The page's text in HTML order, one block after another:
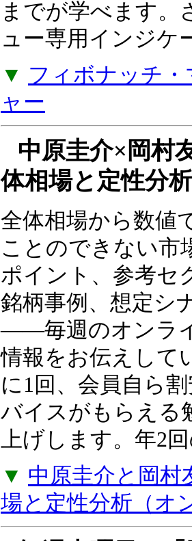
ら、DMA やディ
MACD、ストキャ
ネトレーション戦
までが学べます。
ュー専用インジケ
▼ フィボナッチ
ャー
中原圭介×岡
体相場と定性分
全体相場から数値
ことのできない市
ポイント、参考セ
銘柄事例、想定シ
――毎週のオンラ
情報をお伝えして
に1回、会員自ら
バイスがもらえる
上げします。年2